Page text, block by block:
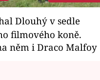
filmového koně.
něm i Draco Malfoy